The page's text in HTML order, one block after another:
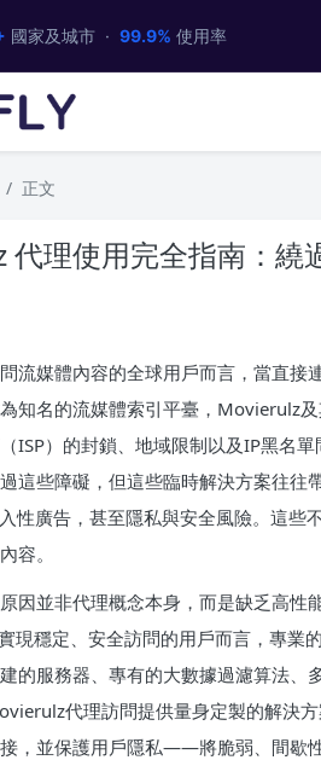
國家及城市 · 99.9% 使用率
正文
理使用完全指南：繞
流媒體內容的全球用戶而言，當直接
知名的流媒體索引平臺，Movierulz
ISP）的封鎖、地域限制以及IP黑名
這些障礙，但這些臨時解決方案往
性廣告，甚至隱私與安全風險。這些
容。
因並非代理概念本身，而是缺乏高性
現穩定、安全訪問的用戶而言，專業
的服務器、專有的大數據過濾算法
代理訪問提供量身定製的解決
，並保護用戶隱私——將脆弱、間歇